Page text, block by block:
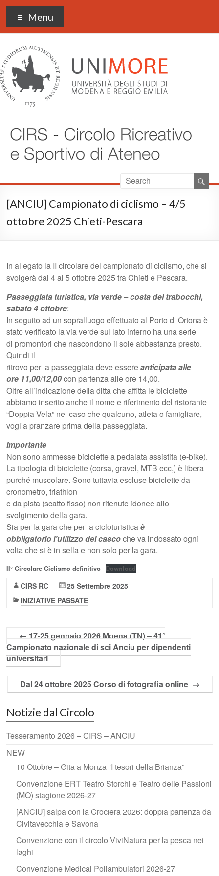
CIRS UNIMORE
Menu
[ANCIU] Campionato di ciclismo – 4/5
ottobre 2025 Chieti-Pescara
In allegato la II circolare del campionato di ciclismo, che si
svolgerà dal 4 al 5 ottobre 2025 tra Chieti e Pescara.
Passeggiata turistica, via verde – costa dei trabocchi,
sabato 4 ottobre:
In seguito ad un sopralluogo effettuato al Porto di Ortona è
stato verificato la via verde sul lato interno ha una serie
di promontori che nascondono il sole abbastanza presto.
Quindi il
ritrovo per la passeggiata deve essereanticipata alle
ore 11,00/12,00con partenza alle ore 14,00.
Oltre all’indicazione della ditta che affitta le biciclette
abbiamo inserito anche il nome e riferimento del ristorante
“Doppia Vela” nel caso che qualcuno, atleta o famigliare,
voglia pranzare prima della passeggiata.
Importante
Non sono ammesse biciclette a pedalata assistita (e-bike).
La tipologia di biciclette (corsa, gravel, MTB ecc,) è libera
purché muscolare. Sono tuttavia escluse biciclette da
cronometro, triathlon
e da pista (scatto fisso) non ritenute idonee allo
svolgimento della gara.
Sia per la gara che per la cicloturisticaè
obbligatorio l’utilizzo del cascoche va indossato ogni
volta che si è in sella e non solo per la gara.
II° Circolare Ciclismo definitivo Download
CIRS RC
25 Settembre 2025
INIZIATIVE PASSATE
← 17-25 gennaio 2026 Moena (TN) – 41°
Campionato nazionale di sci Anciu per dipendenti
universitari
Dal 24 ottobre 2025 Corso di fotografia online →
Notizie dal Circolo
Tesseramento 2026 – CIRS – ANCIU
NEW
10 Ottobre – Gita a Monza “I tesori della Brianza”
Convenzione ERT Teatro Storchi e Teatro delle Passioni
(MO) stagione 2026-27
[ANCIU] salpa con la Crociera 2026: doppia partenza da
Civitavecchia e Savona
Convenzione con il circolo ViviNatura per la pesca nei
laghi
Convenzione Medical Poliambulatori 2026-27